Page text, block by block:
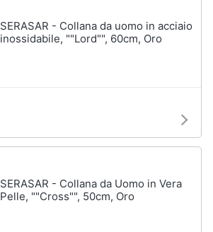
SERASAR - Collana da uomo in acciaio
inossidabile, ""Lord"", 60cm, Oro
SERASAR - Collana da Uomo in Vera
Pelle, ""Cross"", 50cm, Oro